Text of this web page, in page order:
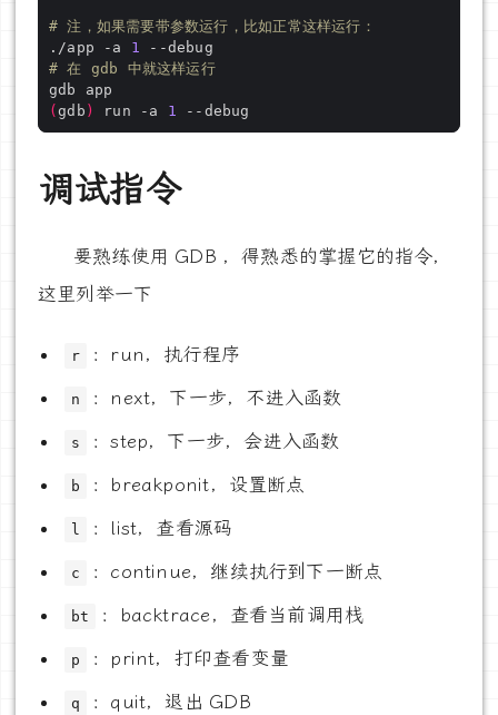
# 注，如果需要带参数运行，比如正常这样运行：
./app -a 1
# 在 gdb 中就这样运行
(gdb ) run -a 1
调试指令
要熟练使用 GDB ，得熟悉的掌握它的指令，
这里列举一下
r ：run，执行程序
n ：next，下一步，不进入函数
s ：step，下一步，会进入函数
b ：breakponit，设置断点
l ：list，查看源码
c ：continue，继续执行到下一断点
bt ：backtrace，查看当前调用栈
p ：print，打印查看变量
q ：quit，退出 GDB